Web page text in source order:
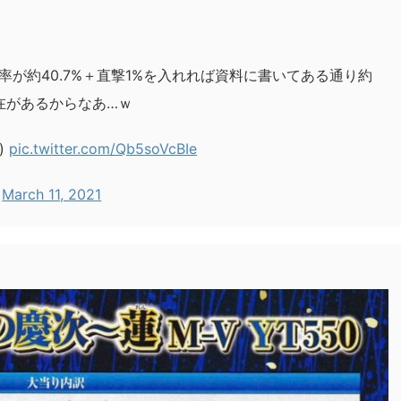
約40.7%＋直撃1%を入れれば資料に書いてある通り約
があるからなあ…ｗ
pic.twitter.com/Qb5soVcBIe
March 11, 2021